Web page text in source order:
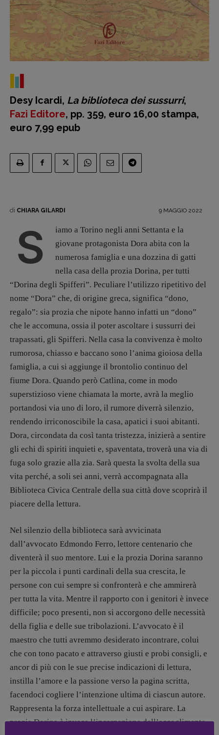
Interviste
RUBRICHE
Archeologie del
presente
Fumetti
Opera prima
DOSSIER
Blade Runner 40
Editoria
Psichedelia
Scienza
Stranimondi
Tornare a Ballard
Valerio Evangelisti
Vampirismi
Zong!
DIRETTRICE RESPONSABILE
Antonella Marrone
EDAZIONE
Giuseppe Costigliola
Anna da Re,Roberto Derobertis,Elio
Grasso ,Fabio Malagnini,Valentina
Marcoli,Elisabetta Michielin,Nicole
Spallina Roberto Sturm , Tania Tonin
CONTATTI
Case editrici e coordinamento
recensioni
Elio Grasso[eliovoyager@gmail.com]
Coordinamento Primo Piano
Coordinamento News in breve:
Anna da Re
[anna.dare.comunicazione@gmail.com]
Fabio Malagnini
[fabio.malagnini@gmail.com]
Coordinamento Pulp for kids e social
media:
Valentina Marcoli
[valentina.marcoli@gmail.
ARCHIVIO E AUTORI
Desy Icardi, La biblioteca dei sussurri,
Fazi Editore, pp. 359, euro 16,00 stampa,
euro 7,99 epub
di CHIARA GILARDI 9 MAGGIO 2022
S
iamo a Torino negli anni Settanta e la
giovane protagonista Dora abita con la
numerosa famiglia e una dozzina di gatti
nella casa della prozia Dorina, per tutti
“Dorina degli Spifferi”. Peculiare l’utilizzo ripetitivo del
nome “Dora” che, di origine greca, significa “dono,
regalo”: sia prozia che nipote hanno infatti un “dono”
che le accomuna, ossia il poter ascoltare i sussurri dei
trapassati, gli Spifferi. Nella casa la convivenza è molto
rumorosa, chiasso e baccano sono l’anima gioiosa della
famiglia, a cui si aggiunge il brontolio continuo del
fiume Dora. Quando però Catlina, come in modo
superstizioso viene chiamata la morte, avrà la meglio
portandosi via uno di loro, il rumore diverrà silenzio,
rendendo irriconoscibile la casa, apatici i suoi abitanti.
Dora, circondata da così tanta tristezza, inizierà a sentire
gli echi di spiriti inquieti e, spaventata, troverà una via di
fuga solo grazie alla zia. Sarà questa la svolta della sua
vita perché, a soli sei anni, verrà accompagnata alla
Biblioteca Civica Centrale della sua città dove scoprirà il
piacere della lettura.
Nel silenzio della biblioteca sarà avvicinata
dall’avvocato Edmondo Ferro, lettore centenario che
diventerà il suo mentore. Lui e la prozia Dorina saranno
per la piccola i punti cardinali della sua crescita, le
persone con cui sempre si confronterà e che ammirerà
per tutta la vita. Mentre il rapporto con i genitori è invece
difficile; poco presenti, non si accorgono delle necessità
della figlia e delle sue tribolazioni. L’avvocato è il
maestro che tutti avremmo desiderato incontrare, colui
che con tono pacato e attraverso giusti e probi consigli, e
ancor di più con le sue precise indicazioni di lettura,
instilla l’amore e la passione verso la pagina scritta,
facendoci cogliere l’intenzione ultima di ciascun autore.
Rappresenta la forza intellettuale a cui aspirare. La
prozia Dorina è invece l’incarnazione dell’accoglimento